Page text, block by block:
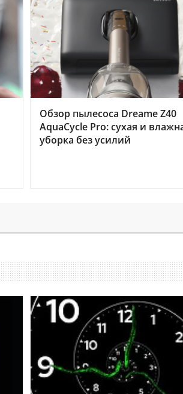
Обзор пылесоса Dreame Z40
AquaCycle Pro: сухая и
уборка без усилий